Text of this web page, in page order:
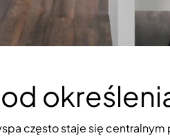
często staje się